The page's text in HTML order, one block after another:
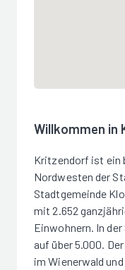
Willkommen in
Kritzendorf ist ein
Nordwesten der
Stadtgemeinde
mit 2.652
Einwohnern. In
auf über 5.000.
im Wienerwald